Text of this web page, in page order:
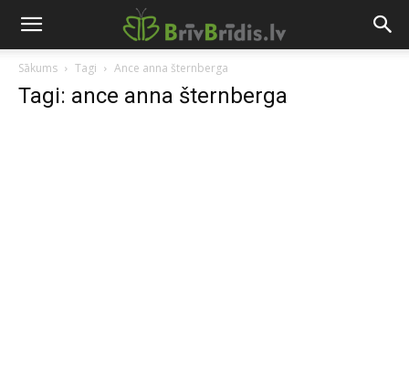
Sākums Tagi Ance anna šternberga
Tagi: ance anna šternberga